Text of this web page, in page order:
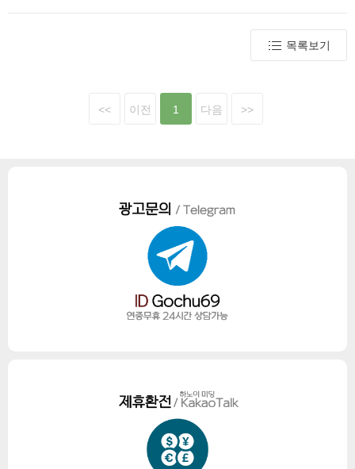
유명한 이유는 과거 맥주 양조장이 있었기 때문인
데요, 흔히 비어 호이 (BIA HOI) 라고 불리는 베트
“Cathédrale Saint-Joseph – 성요셉”이었으며 하노
이에 새로 건축된 성당은 이 수호성인의 이름을 따
“하노이 성요셉성당”으로 명명되었습니다. 목차 1
식민지 시대에 지배국에 의해 지어진 대부분의 건
축물이 그렇듯, 하노이 성요셉성당에도 기구한 역
사가 있습니다. 성당이 자리 잡은 지역에는 1080
년에 지어져 800년가량 이어진 ...
하롱베이 (할롱 만)는 한 폭의 장대한 그림을 보는
듯한 착각을 자아낼 만큼 아름다운 베트남 최고의
에서 내려온 용이 내려와 적을 물리치고 입에서 뱉
계절, 장소에 따라 다양한 절경을 자아냅니다. 지
금은 세계 유산에 등록되어 수많은 관광객이 찾는
세계적인 관광지가 되었습니다. 하롱베이 여행. 뭐
불상사를 방지하고자 미리 하롱베이와 그 주변에
목록보기
<< 이전 1 다음 >>